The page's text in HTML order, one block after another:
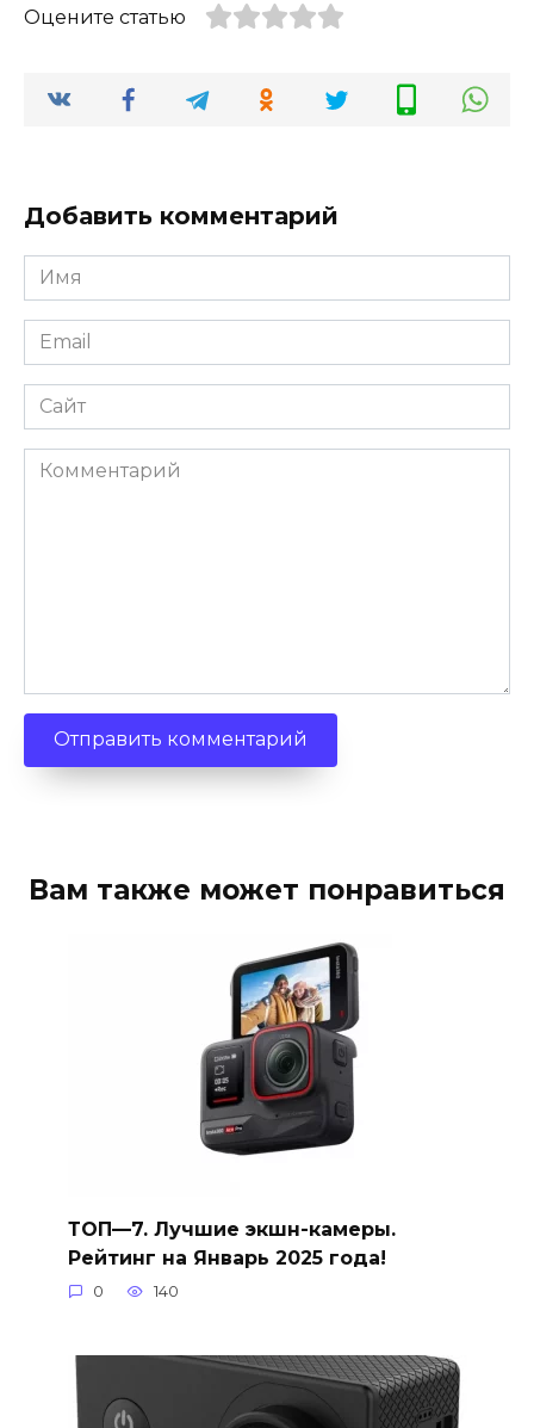
Оцените статью
Добавить комментарий
Имя
Email
Сайт
Комментарий
Вам также может понравиться
ТОП—7. Лучшие экшн-камеры.
Рейтинг на Январь 2025 года!
0 140